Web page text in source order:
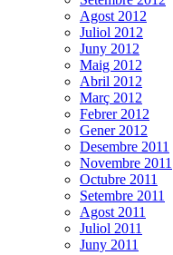
Agost 2012
Juliol 2012
Juny 2012
Maig 2012
Abril 2012
Març 2012
Febrer 2012
Gener 2012
Desembre 2011
Novembre 2011
Octubre 2011
Setembre 2011
Agost 2011
Juliol 2011
Juny 2011